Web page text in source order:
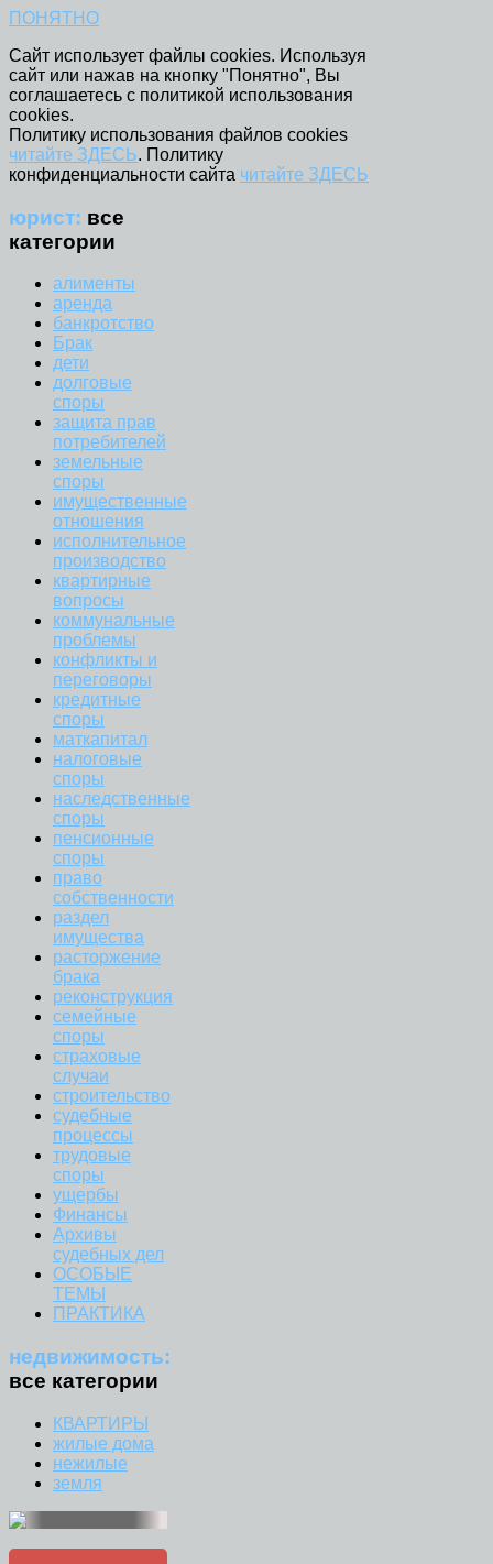
ПОНЯТНО
Сайт использует файлы cookies. Используя
сайт или нажав на кнопку "Понятно", Вы
соглашаетесь с политикой использования
cookies.
Политику использования файлов cookies
читайте ЗДЕСЬ. Политику
конфиденциальности сайта читайте ЗДЕСЬ
юрист: все
категории
алименты
аренда
банкротство
Брак
дети
долговые
споры
защита прав
потребителей
земельные
споры
имущественные
отношения
исполнительное
производство
квартирные
вопросы
коммунальные
проблемы
конфликты и
переговоры
кредитные
споры
маткапитал
налоговые
споры
наследственные
споры
пенсионные
споры
право
собственности
раздел
имущества
расторжение
брака
реконструкция
семейные
споры
страховые
случаи
строительство
судебные
процессы
трудовые
споры
ущербы
Финансы
Архивы
судебных дел
ОСОБЫЕ
ТЕМЫ
ПРАКТИКА
недвижимость:
все категории
КВАРТИРЫ
жилые дома
нежилые
земля